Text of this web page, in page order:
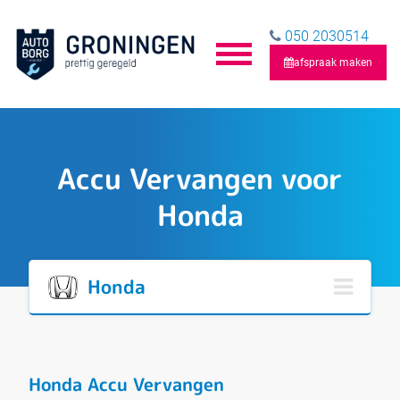
050 2030514
afspraak maken
Accu Vervangen voor
Honda
Honda
Honda Accu Vervangen